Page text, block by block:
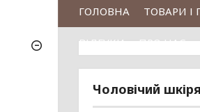
ГОЛОВНА ТОВАРИ І
ВІДГУКИ ПРО НАС
Чоловічий